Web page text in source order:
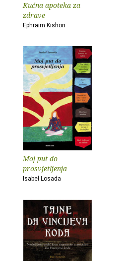
Kućna apoteka za
zdrave
Ephraim Kishon
Moj put do
prosvjetljenja
Isabel Losada